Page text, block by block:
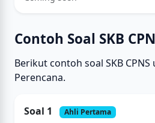
Contoh Soal SKB
Berikut contoh soal SKB
Perencana.
Soal 1 Ahli Pertama